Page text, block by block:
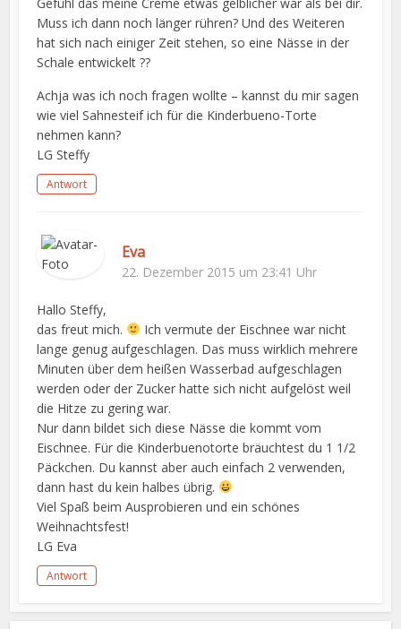
Muss ich dann noch länger rühren? Und des Weiteren
hat sich nach einiger Zeit stehen, so eine Nässe in der
Schale entwickelt ??
Achja was ich noch fragen wollte – kannst du mir sagen
wie viel Sahnesteif ich für die Kinderbueno-Torte
nehmen kann?
LG Steffy
Antwort
Eva
22. Dezember 2015 um 23:41 Uhr
Hallo Steffy,
das freut mich.
Ich vermute der Eischnee war nicht
lange genug aufgeschlagen. Das muss wirklich mehrere
Minuten über dem heißen Wasserbad aufgeschlagen
werden oder der Zucker hatte sich nicht aufgelöst weil
die Hitze zu gering war.
Nur dann bildet sich diese Nässe die kommt vom
Eischnee. Für die Kinderbuenotorte bräuchtest du 1 1/2
Päckchen. Du kannst aber auch einfach 2 verwenden,
dann hast du kein halbes übrig.
Viel Spaß beim Ausprobieren und ein schönes
Weihnachtsfest!
LG Eva
Antwort